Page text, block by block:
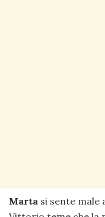
Marta si sente male